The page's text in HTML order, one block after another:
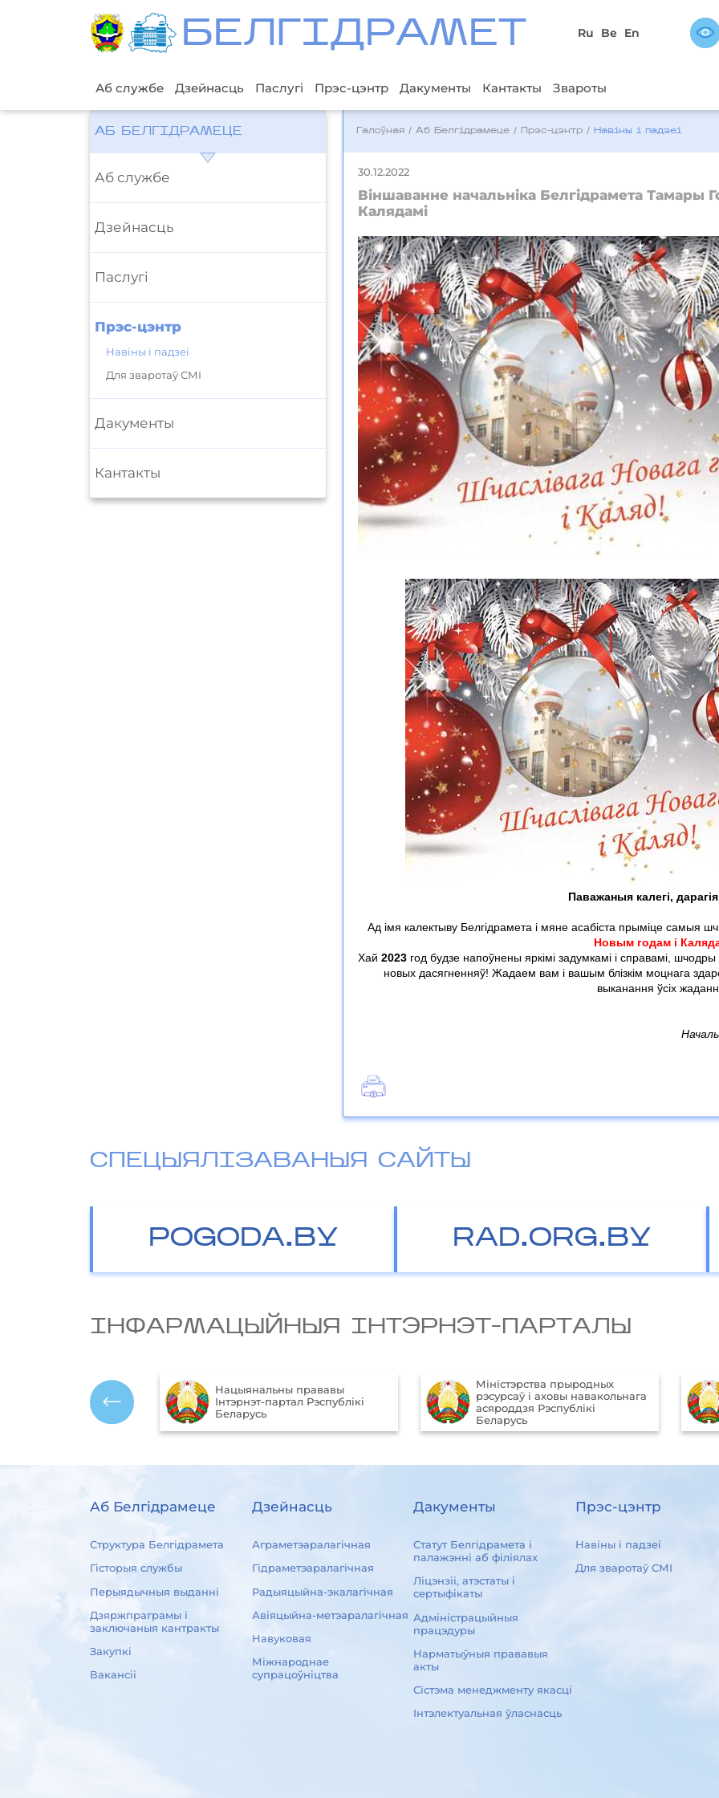
БЕЛГIДРAМЕТ Ru Be En
Аб службе Дзейнасць Паслугі Прэс-цэнтр Дакументы Кантакты Звароты
АБ БЕЛГІДРАМЕЦЕ
Аб службе
Дзейнасць
Паслугі
Прэс-цэнтр
Навіны і падзеі
Для зваротаў СМІ
Дакументы
Кантакты
Галоўная /Аб Белгідрамеце / Прэс-цэнтр / Навіны і падзеі
30.12.2022
Віншаванне начальніка Белгідрамета Тамары
Калядамі
Паважаныя калегі,
Ад імя калектыву Белгідрамета і мяне асабіста прыміце самыя
Новым годам і
Хай2023 год будзе напоўнены яркімі задумкамі і справамі,
новых дасягненняў! Жадаем вам і вашым блізкім моцнага
выканання ўсіх
СПЕЦЫЯЛІЗАВАНЫЯ САЙТЫ
POGODA.BY RAD.ORG.BY
IНФАРМАЦЫЙНЫЯ IНТЭРНЭТ-ПАРТАЛЫ
Беларусь
Нацыянальны прававы
Інтэрнэт-партал Рэспублікі
Беларусь
Міністэрства прыродных
рэсурсаў і аховы навакольнага
асяроддзя Рэспублікі
Беларусь
Аб Белгідрамеце
Структура Белгідрамета
Гісторыя службы
Перыядычныя выданні
Дзяржпраграмы і
заключаныя кантракты
Закупкі
Вакансіі
Дзейнасць
Аграметэаралагічная
Гідраметэаралагічная
Радыяцыйна-экалагічная
Авіяцыйна-метэаралагічная
Навуковая
Міжнароднае
супрацоўніцтва
Дакументы
Статут Белгідрамета і
палажэнні аб філіялах
Ліцэнзіі, атэстаты і
сертыфікаты
Адміністрацыйныя
працэдуры
Нарматыўныя прававыя
акты
Сістэма менеджменту якасці
Інтэлектуальная ўласнасць
Прэс-цэнтр
Навіны і падзеі
Для зваротаў СМІ